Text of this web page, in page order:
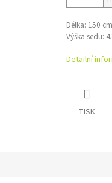
Délka: 150 cm
Výška sedu:
Detailní
TISK